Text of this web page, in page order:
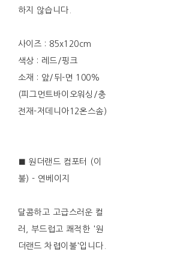
하지 않습니다.
사이즈 : 85x120cm
색상 : 레드/핑크
소재 : 앞/뒤-면 100%
(피그먼트바이오워싱/충
전재-저데니아12온스솜)
■ 원더랜드 컴포터 (이
불) - 연베이지
달콤하고 고급스러운 컬
러, 부드럽고 쾌적한 '원
더랜드 차렵이불'입니다.